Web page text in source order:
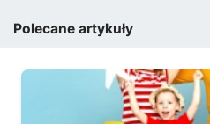
Polecane artykuły